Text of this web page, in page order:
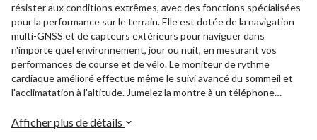
résister aux conditions extrêmes, avec des fonctions spécialisées
pour la performance sur le terrain. Elle est dotée de la navigation
multi-GNSS et de capteurs extérieurs pour naviguer dans
n'importe quel environnement, jour ou nuit, en mesurant vos
performances de course et de vélo. Le moniteur de rythme
cardiaque amélioré effectue même le suivi avancé du sommeil et
l'acclimatation à l'altitude. Jumelez la montre à un téléphone
aussi du paiement sans contact Garmin Pay et de l'alerte aux
Afficher plus de détails